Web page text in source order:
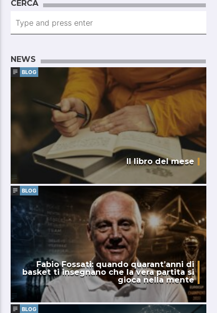
CERCA
NEWS
BLOG
Il libro del mese
BLOG
Fabio Fossati: quando quarant’anni di
basket ti insegnano che la vera partita si
gioca nella mente
BLOG